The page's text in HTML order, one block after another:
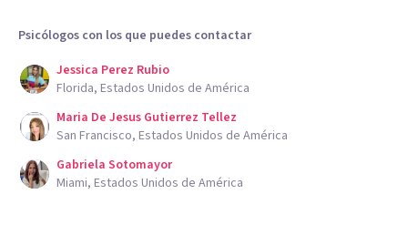
Psicólogos con los que puedes contactar
Jessica Perez Rubio
Florida, Estados Unidos de América
Maria De Jesus Gutierrez Tellez
San Francisco, Estados Unidos de América
Gabriela Sotomayor
Miami, Estados Unidos de América